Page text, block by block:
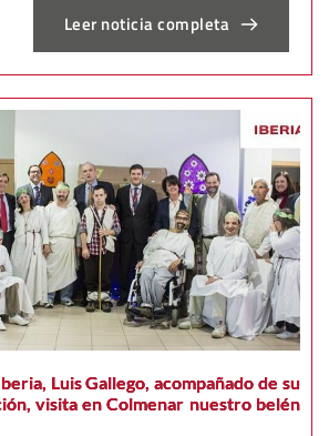
Leer noticia completa
Luis Gallego, acompañado de su
visita en Colmenar nuestro belén